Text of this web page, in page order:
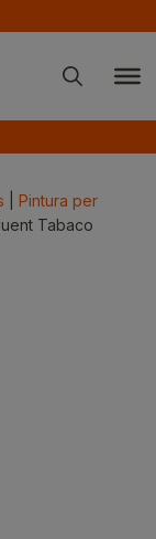
Pintura per
Tabaco